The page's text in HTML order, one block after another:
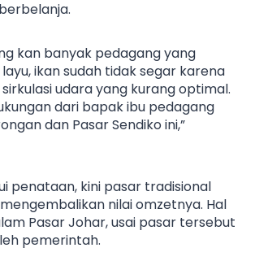
kan banyak pedagang yang
ikan sudah tidak segar karena
udara yang kurang optimal.
dari bapak ibu pedagang
dan Pasar Sendiko ini,”
penataan, kini pasar tradisional
nilai omzetnya. Hal
Pasar Johar, usai pasar tersebut
pemerintah.